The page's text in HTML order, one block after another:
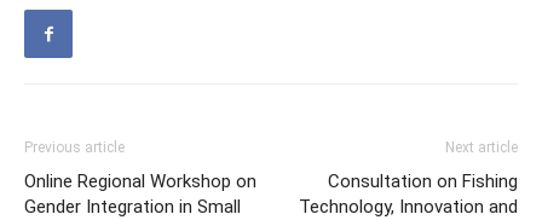
Previous article
Online Regional Workshop on
Gender Integration in Small
Next article
Consultation on Fishing
Technology, Innovation and